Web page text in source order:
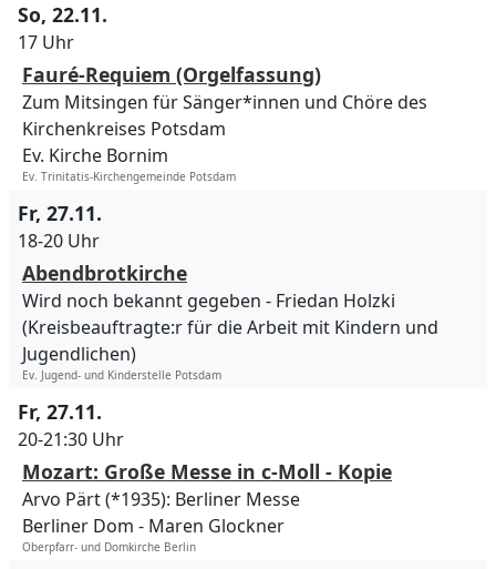
So, 22.11.
17 Uhr
Fauré-Requiem (Orgelfassung)
Zum Mitsingen für Sänger*innen und Chöre des
Kirchenkreises Potsdam
Ev. Kirche Bornim
Ev. Trinitatis-Kirchengemeinde Potsdam
Fr, 27.11.
18-20 Uhr
Abendbrotkirche
Wird noch bekannt gegeben
Friedan Holzki
(Kreisbeauftragte:r für die Arbeit mit Kindern und
Jugendlichen)
Ev. Jugend- und Kinderstelle Potsdam
Fr, 27.11.
20-21:30 Uhr
Mozart: Große Messe in c-Moll - Kopie
Arvo Pärt (*1935): Berliner Messe
Berliner Dom
Maren Glockner
Oberpfarr- und Domkirche Berlin